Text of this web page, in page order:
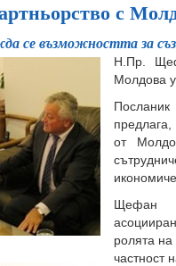
с
се възможността за
Н.Пр.
Молдова
Посланик
от
Щефан
ролята
частност